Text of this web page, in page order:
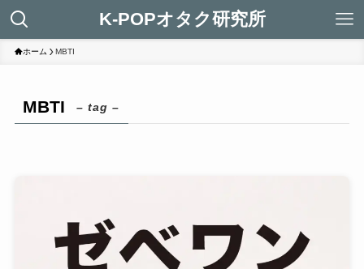
K-POPオタク研究所
ホーム MBTI
MBTI – tag –